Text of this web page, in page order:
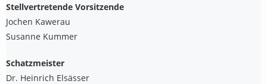
Stellvertretende Vorsitzende
Jochen Kawerau
Susanne Kummer
Schatzmeister
Dr. Heinrich Elsässer